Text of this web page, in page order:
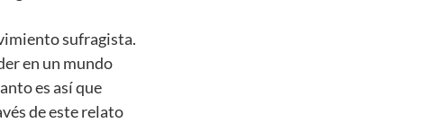
sufragista.
en un mundo
es así que
de este relato